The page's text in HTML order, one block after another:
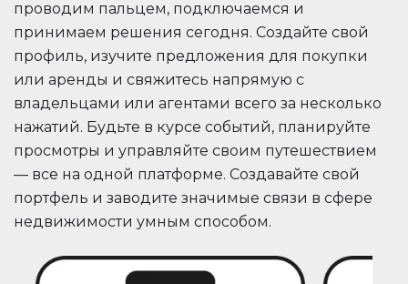
проводим пальцем, подключаемся и
принимаем решения сегодня. Создайте свой
профиль, изучите предложения для покупки
или аренды и свяжитесь напрямую с
владельцами или агентами всего за несколько
нажатий. Будьте в курсе событий, планируйте
просмотры и управляйте своим путешествием
— все на одной платформе. Создавайте свой
портфель и заводите значимые связи в сфере
недвижимости умным способом.